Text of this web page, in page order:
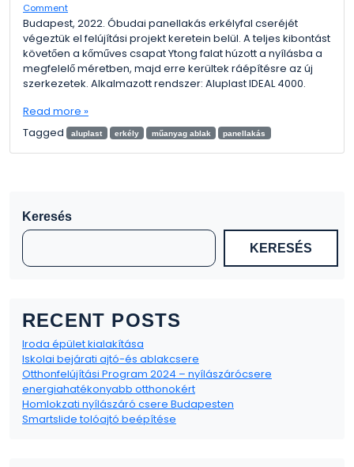
Comment
Budapest, 2022. Óbudai panellakás erkélyfal cseréjét
végeztük el felújítási projekt keretein belül. A teljes kibontást
követően a kőműves csapat Ytong falat húzott a nyílásba a
megfelelő méretben, majd erre kerültek ráépítésre az új
szerkezetek. Alkalmazott rendszer: Aluplast IDEAL 4000.
Read more »
Tagged
aluplast erkély műanyag ablak panellakás
Keresés
KERESÉS
RECENT POSTS
Iroda épület kialakítása
Iskolai bejárati ajtó-és ablakcsere
Otthonfelújítási Program 2024 – nyílászárócsere
energiahatékonyabb otthonokért
Homlokzati nyílászáró csere Budapesten
Smartslide tolóajtó beépítése